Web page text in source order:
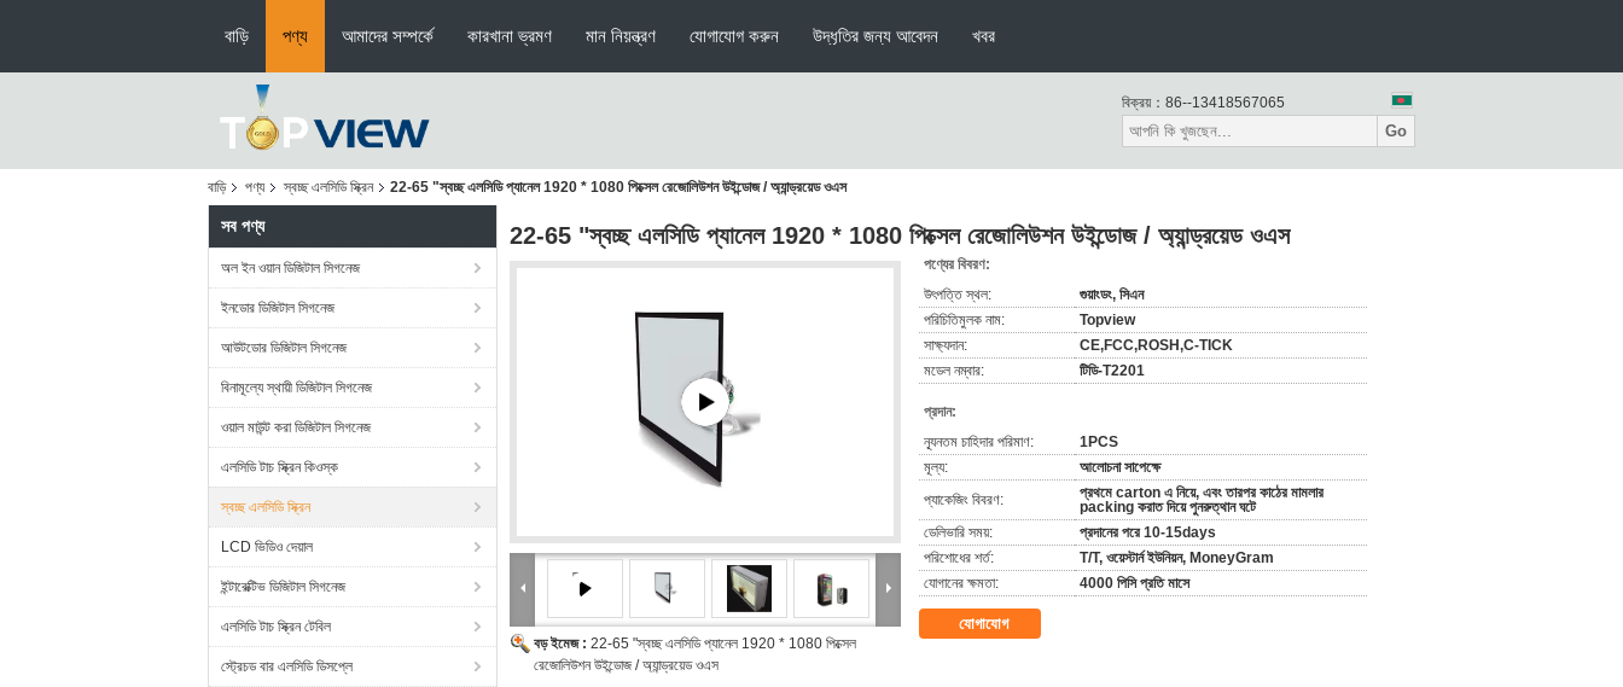
বাড়ি পণ্য আমাদের সম্পর্কে কারখানা ভ্রমণ মান নিয়ন্ত্রণ যোগাযোগ করুন উদ্ধৃতির জন্য আবেদন খবর
বিক্রয়： 86--13418567065
Go
বাড়ি পণ্য স্বচ্ছ এলসিডি স্ক্রিন 22-65 "স্বচ্ছ এলসিডি প্যানেল 1920 * 1080 পিক্সেল রেজোলিউশন উইন্ডোজ / অ্যান্ড্রয়েড ওএস
সব পণ্য
অল ইন ওয়ান ডিজিটাল সিগনেজ
ইনডোর ডিজিটাল সিগনেজ
আউটডোর ডিজিটাল সিগনেজ
বিনামূল্যে স্থায়ী ডিজিটাল সিগনেজ
ওয়াল মাউন্ট করা ডিজিটাল সিগনেজ
এলসিডি টাচ স্ক্রিন কিওস্ক
স্বচ্ছ এলসিডি স্ক্রিন
LCD ভিডিও দেয়াল
ইন্টারেক্টিভ ডিজিটাল সিগনেজ
এলসিডি টাচ স্ক্রিন টেবিল
স্ট্রেচড বার এলসিডি ডিসপ্লে
22-65 "স্বচ্ছ এলসিডি প্যানেল 1920 * 1080 পিক্সেল রেজোলিউশন উইন্ডোজ / অ্যান্ড্রয়েড ওএস
বড় ইমেজ : 22-65 "স্বচ্ছ এলসিডি প্যানেল 1920 * 1080 পিক্সেল
রেজোলিউশন উইন্ডোজ / অ্যান্ড্রয়েড ওএস
পণ্যের বিবরণ:
উৎপত্তি স্থল:
গুয়াংডং, সিএন
পরিচিতিমুলক নাম:
Topview
সাক্ষ্যদান:
CE,FCC,ROSH,C-TICK
মডেল নম্বার:
টিডি-T2201
প্রদান:
ন্যূনতম চাহিদার পরিমাণ:
1PCS
মূল্য:
আলোচনা সাপেক্ষে
প্যাকেজিং বিবরণ:
প্রথমে carton এ নিয়ে, এবং তারপর কাঠের মামলার
packing করাত দিয়ে পুনরুত্থান ঘটে
ডেলিভারি সময়:
প্রদানের পরে 10-15days
পরিশোধের শর্ত:
T/T, ওয়েস্টার্ন ইউনিয়ন, MoneyGram
যোগানের ক্ষমতা:
4000 পিসি প্রতি মাসে
যোগাযোগ